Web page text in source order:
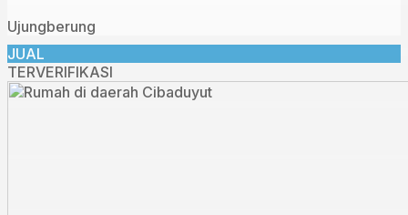
Ujungberung
JUAL
TERVERIFIKASI